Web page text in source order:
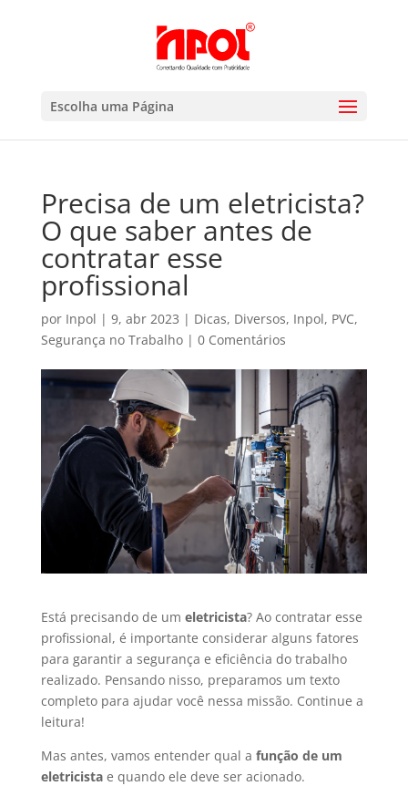
Escolha uma Página
Precisa de um eletricista?
O que saber antes de
contratar esse
profissional
por Inpol | 9, abr 2023 | Dicas, Diversos, Inpol, PVC,
Segurança no Trabalho| 0 Comentários
Está precisando de um eletricista? Ao contratar esse
profissional, é importante considerar alguns fatores
para garantir a segurança e eficiência do trabalho
realizado. Pensando nisso, preparamos um texto
completo para ajudar você nessa missão. Continue a
leitura!
Mas antes, vamos entender qual a função de um
eletricistae quando ele deve ser acionado.